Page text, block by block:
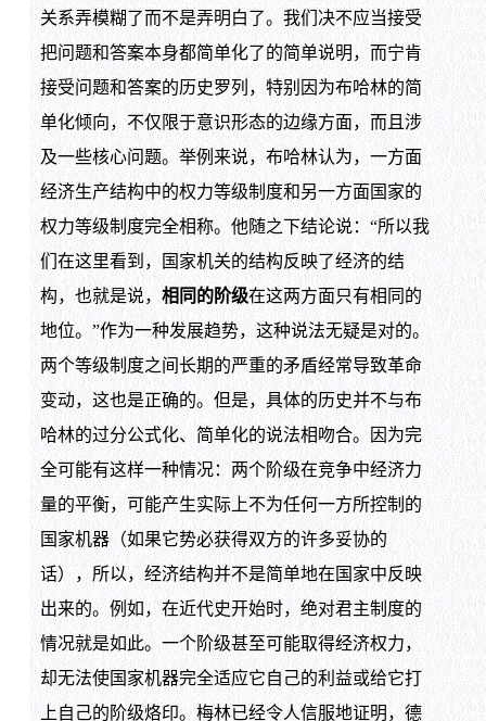
关系弄模糊了而不是弄明白了。我们决不应当接受
把问题和答案本身都简单化了的简单说明，而宁肯
接受问题和答案的历史罗列，特别因为布哈林的简
单化倾向，不仅限于意识形态的边缘方面，而且涉
及一些核心问题。举例来说，布哈林认为，一方面
经济生产结构中的权力等级制度和另一方面国家的
权力等级制度完全相称。他随之下结论说：“所以我
们在这里看到，国家机关的结构反映了经济的结
构，也就是说， 相同的阶级在这两方面只有相同的
地位。”作为一种发展趋势，这种说法无疑是对的。
两个等级制度之间长期的严重的矛盾经常导致革命
变动，这也是正确的。但是，具体的历史并不与布
哈林的过分公式化、简单化的说法相吻合。因为完
全可能有这样一种情况：两个阶级在竞争中经济力
量的平衡，可能产生实际上不为任何一方所控制的
国家机器（如果它势必获得双方的许多妥协的
话），所以，经济结构并不是简单地在国家中反映
出来的。例如，在近代史开始时，绝对君主制度的
情况就是如此。一个阶级甚至可能取得经济权力，
却无法使国家机器完全适应它自己的利益或给它打
上自己的阶级烙印。梅林已经令人信服地证明，德